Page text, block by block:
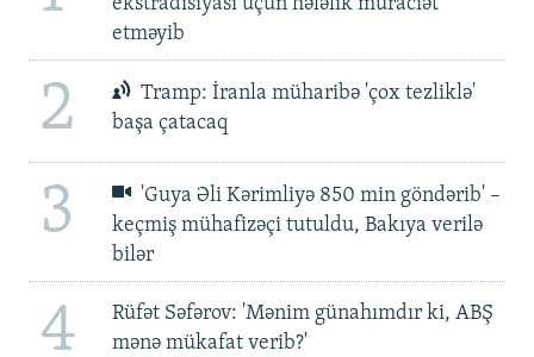
etməyib
2
Tramp: İranla müharibə 'çox tezliklə'
başa çatacaq
3
'Guya Əli Kərimliyə 850 min göndərib' –
keçmiş mühafizəçi tutuldu, Bakıya verilə
bilər
4
Rüfət Səfərov: 'Mənim günahımdır ki, ABŞ
mənə mükafat verib?'